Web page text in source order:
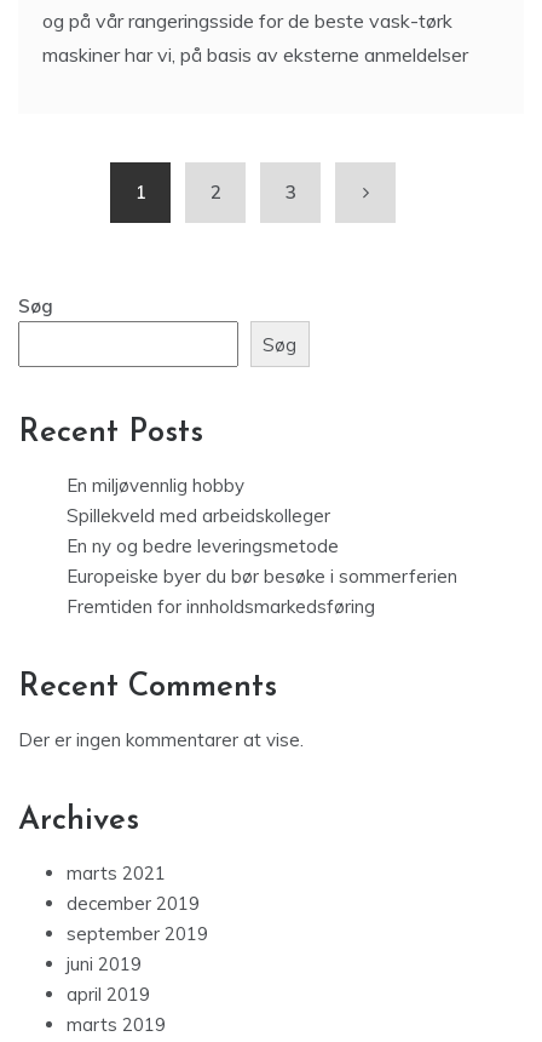
og på vår rangeringsside for de beste vask-tørk
maskiner har vi, på basis av eksterne anmeldelser
1 2 3
Søg
Søg
Recent Posts
En miljøvennlig hobby
Spillekveld med arbeidskolleger
En ny og bedre leveringsmetode
Europeiske byer du bør besøke i sommerferien
Fremtiden for innholdsmarkedsføring
Recent Comments
Der er ingen kommentarer at vise.
Archives
marts 2021
december 2019
september 2019
juni 2019
april 2019
marts 2019